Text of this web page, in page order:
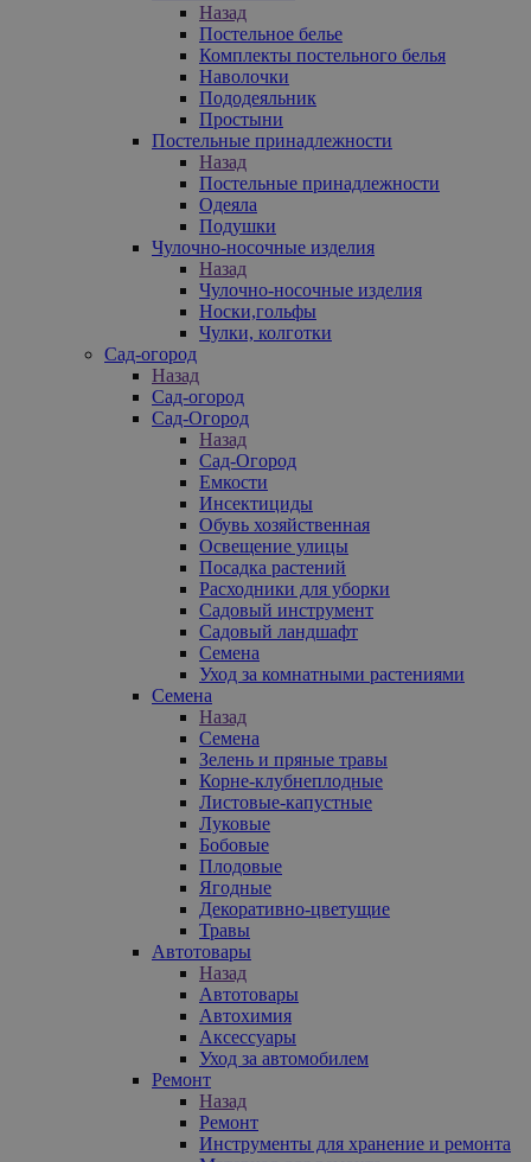
Назад
Постельное белье
Комплекты постельного белья
Наволочки
Пододеяльник
Простыни
Постельные принадлежности
Назад
Постельные принадлежности
Одеяла
Подушки
Чулочно-носочные изделия
Назад
Чулочно-носочные изделия
Носки,гольфы
Чулки, колготки
Сад-огород
Назад
Сад-огород
Сад-Огород
Назад
Сад-Огород
Емкости
Инсектициды
Обувь хозяйственная
Освещение улицы
Посадка растений
Расходники для уборки
Садовый инструмент
Садовый ландшафт
Семена
Уход за комнатными растениями
Семена
Назад
Семена
Зелень и пряные травы
Корне-клубнеплодные
Листовые-капустные
Луковые
Бобовые
Плодовые
Ягодные
Декоративно-цветущие
Травы
Автотовары
Назад
Автотовары
Автохимия
Аксессуары
Уход за автомобилем
Ремонт
Назад
Ремонт
Инструменты для хранение и ремонта